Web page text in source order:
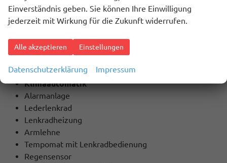
Innenausstattung
Schwarz
BESCHREIBUNG
Extras / Highlights:
Klimaautomatik
Alarmanlage
Lederlenkrad
Lenkradheizung
Armlehne
Tempomat mit Lenkradbedienung
Regensensor
Einverständnis geben. Sie können Ihre Einwilligung
jederzeit mit Wirkung für die Zukunft widerrufen.
Alle akzeptieren Einstellungen
Datenschutzerklärung Impressum